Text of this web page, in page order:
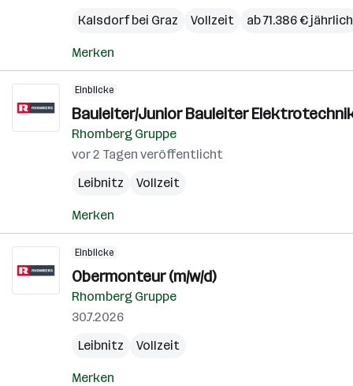
Kalsdorf bei Graz
Vollzeit ab 71.386 € jährlich
Merken
Einblicke
Bauleiter/Junior Bauleiter
Rhomberg Gruppe
vor 2 Tagen veröffentlicht
Leibnitz
Vollzeit
Merken
Einblicke
Obermonteur (m/w/d)
Rhomberg Gruppe
30.7.2026
Leibnitz
Vollzeit
Merken